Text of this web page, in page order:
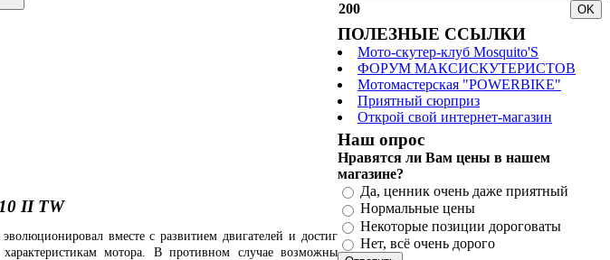
II TW
вместе с развитием двигателей и достиг
мотора. В противном случае возможны
200
ПОЛЕЗНЫЕ ССЫЛКИ
Мото-скутер-клуб Mosquito'S
ФОРУМ МАКСИСКУТЕРИСТОВ
Мотомастерская "POWERBIKE"
Приятный сюрприз
Открой свой интернет-магазин
Наш опрос
Нравятся ли Вам цены в нашем
магазине?
Да, ценник очень даже приятный
Нормальные цены
Некоторые позиции дороговаты
Нет, всё очень дорого